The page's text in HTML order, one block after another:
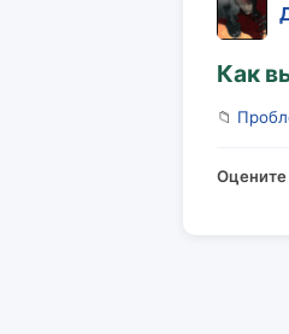
Как
📁
Оцените